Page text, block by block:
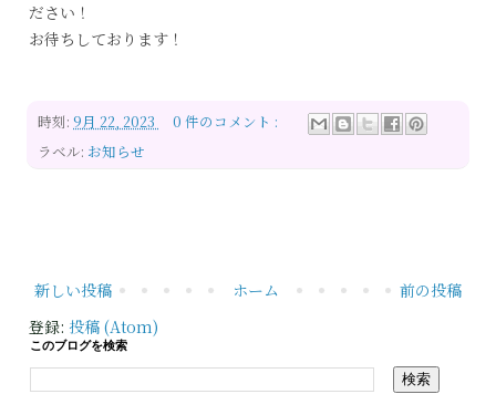
ださい！
お待ちしております！
時刻: 9月 22, 2023
0 件のコメント :
ラベル: お知らせ
新しい投稿 前の投稿
ホーム
登録: 投稿 (Atom)
このブログを検索